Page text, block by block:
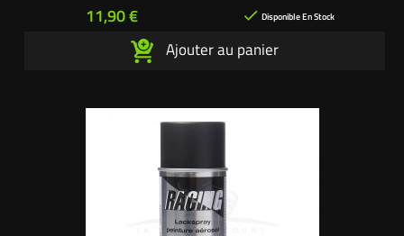
Prix
11,90 €  Disponible En Stock
Ajouter au panier